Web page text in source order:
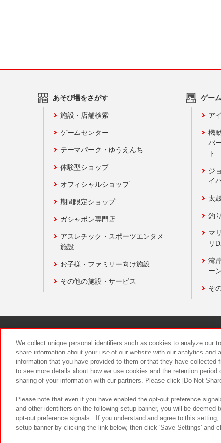
あそび場をさがす
施設・店舗検索
ゲームセンター
テーマパーク・ゆうえんち
体験型ショップ
オフィシャルショップ
期間限定ショップ
ガシャポン専門店
アスレチック・スポーツエンタメ
施設
お子様・ファミリー向け施設
その他の施設・サービス
ゲー
ア
機
バ
ト
ジ
イ
太
釣
マ
リ
湾
ー
そ
食品のご
We collect unique personal identifiers such as cookies to analyze our
share information about your use of our website with our analytics and
information that you have provided to them or that they have
to see more details about how we use cookies and the retention
sharing of your information with our partners. Please click [Do Not
Please note that even if you have enabled the opt-out preference
and other identifiers on the following setup banner, you will be
opt-out preference signals . If you understand and agree to this
setup banner by clicking the link below, then click 'Save Settings' and